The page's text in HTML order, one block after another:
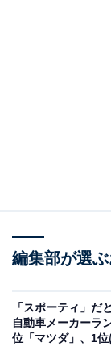
残っているよう
二の安全性能の
バルのアイサイ
突防止システム
編集部が選
「スポーティ」だ
自動車メーカーラ
位「マツダ」、1位